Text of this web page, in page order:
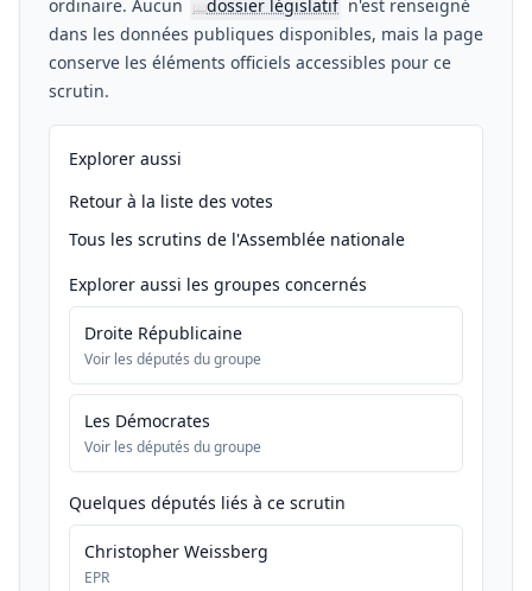
ordinaire. Aucun
📖dossier législatif n'est renseigné
dans les données publiques disponibles, mais la page
conserve les éléments officiels accessibles pour ce
scrutin.
Explorer aussi
Retour à la liste des votes
Tous les scrutins de l'Assemblée nationale
Explorer aussi les groupes concernés
Droite Républicaine
Voir les députés du groupe
Les Démocrates
Voir les députés du groupe
Quelques députés liés à ce scrutin
Christopher Weissberg
EPR